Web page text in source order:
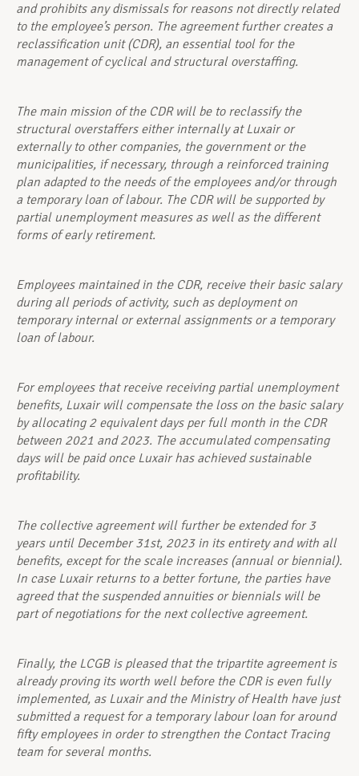
and prohibits any dismissals for reasons not directly related
to the employee’s person. The agreement further creates a
reclassification unit (CDR), an essential tool for the
management of cyclical and structural overstaffing.
The main mission of the CDR will be to reclassify the
structural overstaffers either internally at Luxair or
externally to other companies, the government or the
municipalities, if necessary, through a reinforced training
plan adapted to the needs of the employees and/or through
a temporary loan of labour. The CDR will be supported by
partial unemployment measures as well as the different
forms of early retirement.
Employees maintained in the CDR, receive their basic salary
during all periods of activity, such as deployment on
temporary internal or external assignments or a temporary
loan of labour.
For employees that receive receiving partial unemployment
benefits, Luxair will compensate the loss on the basic salary
by allocating 2 equivalent days per full month in the CDR
between 2021 and 2023. The accumulated com­pensating
days will be paid once Luxair has achieved sustainable
profitability.
The collective agreement will further be extended for 3
years until December 31st, 2023 in its entirety and with all
benefits, except for the scale increases (annual or biennial).
In case Luxair returns to a better fortune, the parties have
agreed that the suspended annuities or biennials will be
part of negotiations for the next collective agreement.
Finally, the LCGB is pleased that the tripartite agreement is
already proving its worth well before the CDR is even fully
implemented, as Luxair and the Ministry of Health have just
submitted a request for a temporary la­bour loan for around
fifty employees in order to strengthen the Contact Tracing
team for several months.